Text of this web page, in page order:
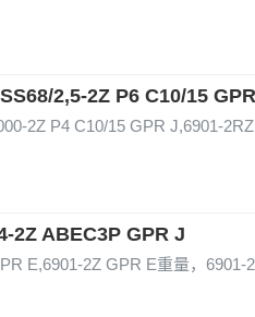
2,5-2Z P6 C10/15
2Z P4 C10/15 GPR J,6901-
2Z ABEC3P GPR J
E,6901-2Z GPR E重量，6901-